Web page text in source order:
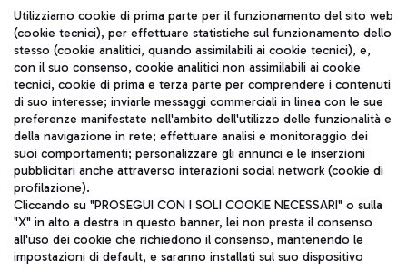
Seguici sui social
TRAVEL JOURNAL
ITA
Utilizziamo cookie di prima parte per il funzionamento del sito web
(cookie tecnici), per effettuare statistiche sul funzionamento dello
stesso (cookie analitici, quando assimilabili ai cookie tecnici), e,
con il suo consenso, cookie analitici non assimilabili ai cookie
tecnici, cookie di prima e terza parte per comprendere i contenuti
di suo interesse; inviarle messaggi commerciali in linea con le sue
preferenze manifestate nell'ambito dell'utilizzo delle funzionalità e
della navigazione in rete; effettuare analisi e monitoraggio dei
suoi comportamenti; personalizzare gli annunci e le inserzioni
pubblicitari anche attraverso interazioni social network (cookie di
profilazione).
Cliccando su "PROSEGUI CON I SOLI COOKIE NECESSARI" o sulla
"X" in alto a destra in questo banner, lei non presta il consenso
all'uso dei cookie che richiedono il consenso, mantenendo le
impostazioni di default, e saranno installati sul suo dispositivo